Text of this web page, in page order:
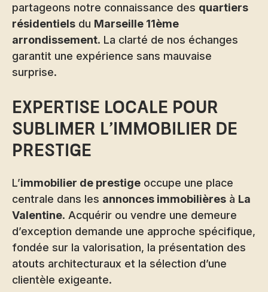
partageons notre connaissance des quartiers
résidentiels du Marseille 11ème
arrondissement. La clarté de nos échanges
garantit une expérience sans mauvaise
surprise.
Expertise locale pour
sublimer l’immobilier de
prestige
L’immobilier de prestige occupe une place
centrale dans les annonces immobilières à La
Valentine. Acquérir ou vendre une demeure
d’exception demande une approche spécifique,
fondée sur la valorisation, la présentation des
atouts architecturaux et la sélection d’une
clientèle exigeante.